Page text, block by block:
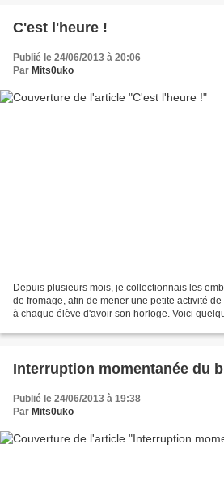
C'est l'heure !
Publié le 24/06/2013 à 20:06
Par Mits0uko
Depuis plusieurs mois, je collectionnais les
de fromage, afin de mener une petite activité
à chaque élève d'avoir son horloge. Voici
Interruption momentanée du
Publié le 24/06/2013 à 19:38
Par Mits0uko